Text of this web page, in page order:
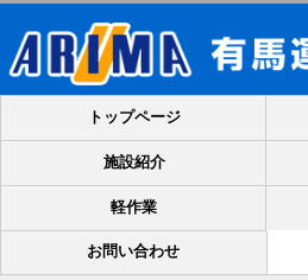
トップページ
施設紹介
軽作業
お問い合わせ